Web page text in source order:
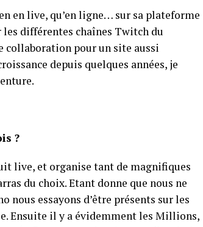
en live, qu’en ligne… sur sa plateforme
différentes chaînes Twitch du
pour un site aussi
depuis quelques années, je
?
live, et organise tant de magnifiques
du choix. Etant donne que nous ne
nous essayons d’être présents sur les
Ensuite il y a évidemment les Millions,